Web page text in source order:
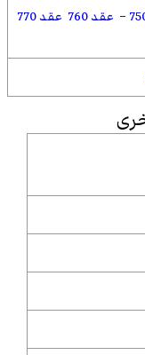
– عقد 760
عقد 770